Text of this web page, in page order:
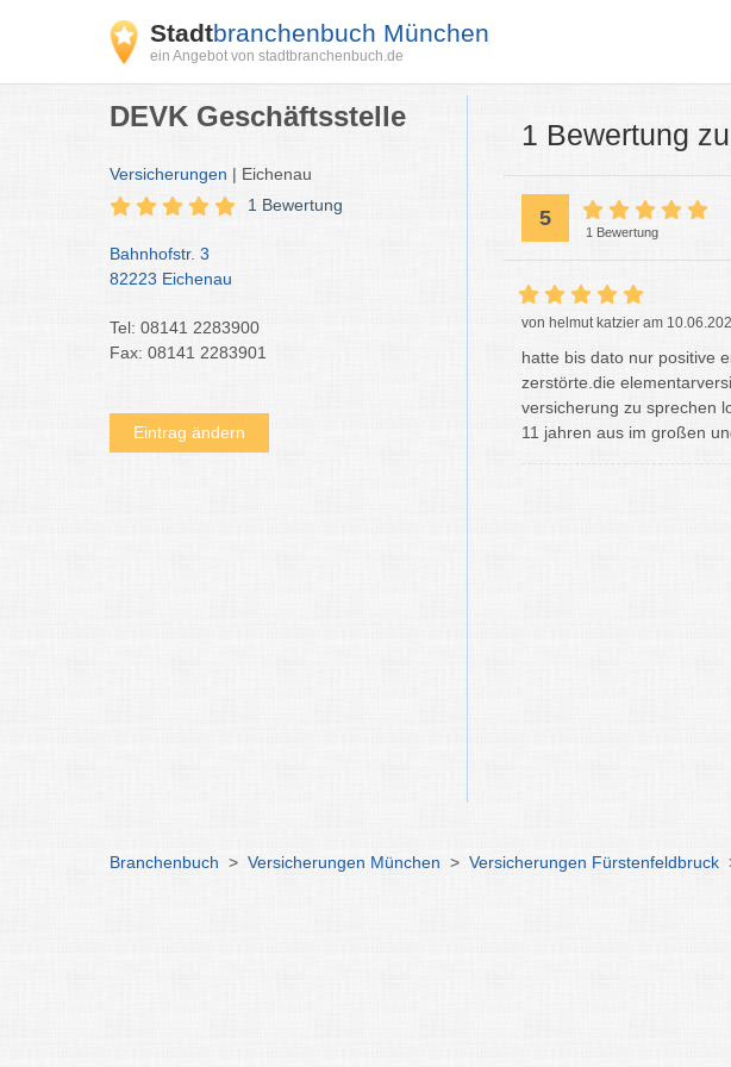
Stadtbranchenbuch München
ein Angebot von stadtbranchenbuch.de
DEVK Geschäftsstelle
Versicherungen | Eichenau
1 Bewertung
Bahnhofstr. 3
82223 Eichenau
Tel: 08141 2283900
Fax: 08141 2283901
Eintrag ändern
1 Bewertung
5
1 Bewertung
von helmut katzier am
hatte bis dato nur positive
zerstörte.die
versicherung zu sprechen
11 jahren aus im großen
Branchenbuch > Versicherungen München > Versicherungen Fürstenfeldbruck